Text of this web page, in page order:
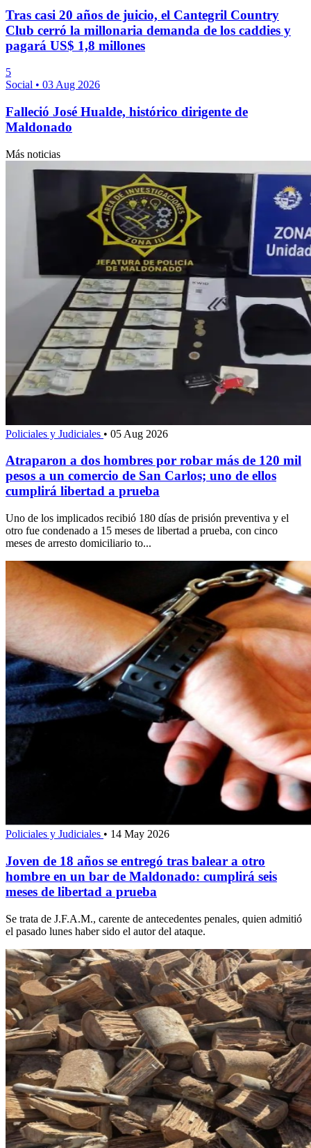
Tras casi 20 años de juicio, el Cantegril Country
Club cerró la millonaria demanda de los caddies y
pagará US$ 1,8 millones
5
Social • 03 Aug 2026
Falleció José Hualde, histórico dirigente de
Maldonado
Más noticias
Policiales y Judiciales • 05 Aug 2026
Atraparon a dos hombres por robar más de 120 mil
pesos a un comercio de San Carlos; uno de ellos
cumplirá libertad a prueba
Uno de los implicados recibió 180 días de prisión preventiva y el
otro fue condenado a 15 meses de libertad a prueba, con cinco
meses de arresto domiciliario to...
Policiales y Judiciales • 14 May 2026
Joven de 18 años se entregó tras balear a otro
hombre en un bar de Maldonado: cumplirá seis
meses de libertad a prueba
Se trata de J.F.A.M., carente de antecedentes penales, quien admitió
el pasado lunes haber sido el autor del ataque.